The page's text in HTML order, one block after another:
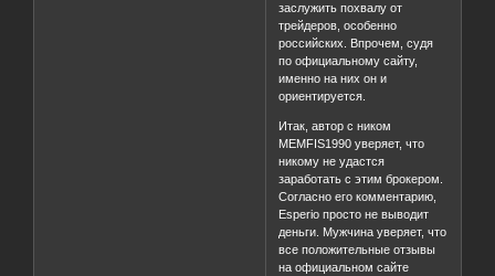
заслужить похвалу от
трейдеров, особенно
российских. Впрочем, судя
по официальному сайту,
именно на них он и
ориентируется.
Итак, автор с ником
MEMFIS1990 уверяет, что
никому не удастся
заработать с этим брокером.
Согласно его комментарию,
Esperio просто не выводит
деньги. Мужчина уверяет, что
все положительные отзывы
на официальном сайте